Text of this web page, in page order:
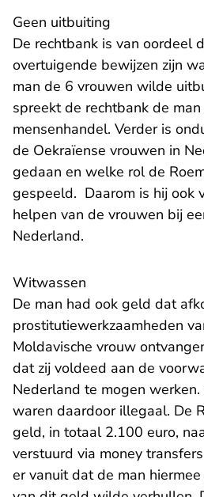
Geen uitbuiting
De rechtbank is van oordeel
overtuigende bewijzen zijn
man de 6 vrouwen wilde
spreekt de rechtbank de man
mensenhandel. Verder is
de Oekraïense vrouwen in
gedaan en welke rol de
gespeeld. Daarom is hij ook
helpen van de vrouwen bij
Nederland.
Witwassen
De man had ook geld dat
prostitutiewerkzaamheden
Moldavische vrouw
dat zij voldeed aan de
Nederland te mogen
waren daardoor illegaal. De
geld, in totaal 2.100 euro,
verstuurd via money
er vanuit dat de man